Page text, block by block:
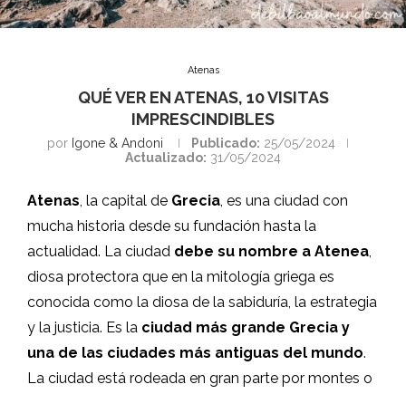
Atenas
QUÉ VER EN ATENAS, 10 VISITAS
IMPRESCINDIBLES
por Igone & Andoni Publicado: 25/05/2024
Actualizado: 31/05/2024
Atenas, la capital de Grecia, es una ciudad con
mucha historia desde su fundación hasta la
actualidad. La ciudad debe su nombre a Atenea,
diosa protectora que en la mitología griega es
conocida como la diosa de la sabiduría, la estrategia
y la justicia. Es la ciudad más grande Grecia y
una de las ciudades más antiguas del mundo.
La ciudad está rodeada en gran parte por montes o